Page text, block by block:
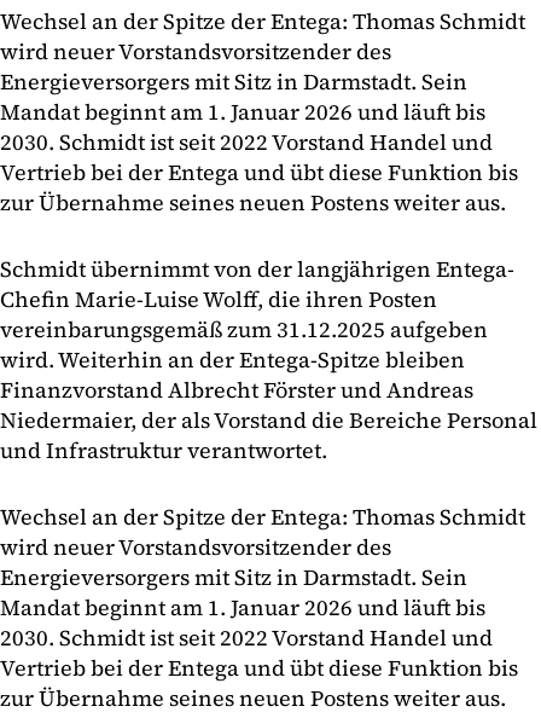
Wechsel an der Spitze der Entega: Thomas Schmidt
wird neuer Vorstandsvorsitzender des
Energieversorgers mit Sitz in Darmstadt. Sein
Mandat beginnt am 1. Januar 2026 und läuft bis
2030. Schmidt ist seit 2022 Vorstand Handel und
Vertrieb bei der Entega und übt diese Funktion bis
zur Übernahme seines neuen Postens weiter aus.
Schmidt übernimmt von der langjährigen Entega-
Chefin Marie-Luise Wolff, die ihren Posten
vereinbarungsgemäß zum 31.12.2025 aufgeben
wird. Weiterhin an der Entega-Spitze bleiben
Finanzvorstand Albrecht Förster und Andreas
Niedermaier, der als Vorstand die Bereiche Personal
und Infrastruktur verantwortet.
Wechsel an der Spitze der Entega: Thomas Schmidt
wird neuer Vorstandsvorsitzender des
Energieversorgers mit Sitz in Darmstadt. Sein
Mandat beginnt am 1. Januar 2026 und läuft bis
2030. Schmidt ist seit 2022 Vorstand Handel und
Vertrieb bei der Entega und übt diese Funktion bis
zur Übernahme seines neuen Postens weiter aus.